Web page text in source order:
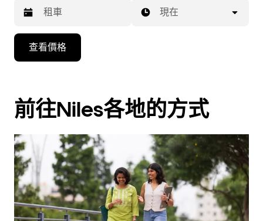
向
頭
鍵
可
使
用
行
事
曆
現在
查看價格
前往Niles各地的方式